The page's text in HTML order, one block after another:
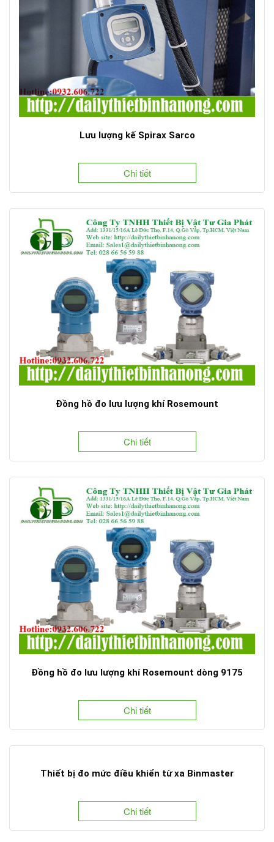
Lưu lượng kế Spirax Sarco
Chi tiết
Đồng hồ đo lưu lượng khí Rosemount
Chi tiết
Đồng hồ đo lưu lượng khí Rosemount dòng 9175
Chi tiết
Thiết bị đo mức điều khiển từ xa Binmaster
Chi tiết